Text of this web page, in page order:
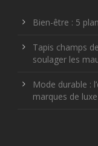
Bien-être : 5
Tapis champs
soulager les
Mode durable :
marques de luxe